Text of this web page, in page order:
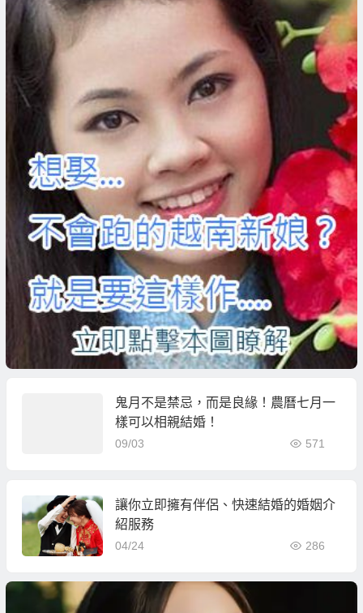
鬼月不是禁忌，而是良緣！農曆七月一
樣可以相親結婚！
09/03 571
讓你立即擁有伴侶、快速結婚的婚姻介
紹服務
04/24 286